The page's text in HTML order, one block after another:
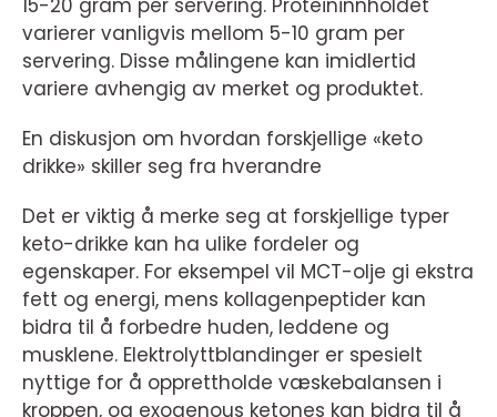
varierer vanligvis mellom 5-10 gram per
servering. Disse målingene kan imidlertid
variere avhengig av merket og produktet.
En diskusjon om hvordan forskjellige «keto
drikke» skiller seg fra hverandre
Det er viktig å merke seg at forskjellige typer
keto-drikke kan ha ulike fordeler og
egenskaper. For eksempel vil MCT-olje gi ekstra
fett og energi, mens kollagenpeptider kan
bidra til å forbedre huden, leddene og
musklene. Elektrolyttblandinger er spesielt
nyttige for å opprettholde væskebalansen i
kroppen, og exogenous ketones kan bidra til å